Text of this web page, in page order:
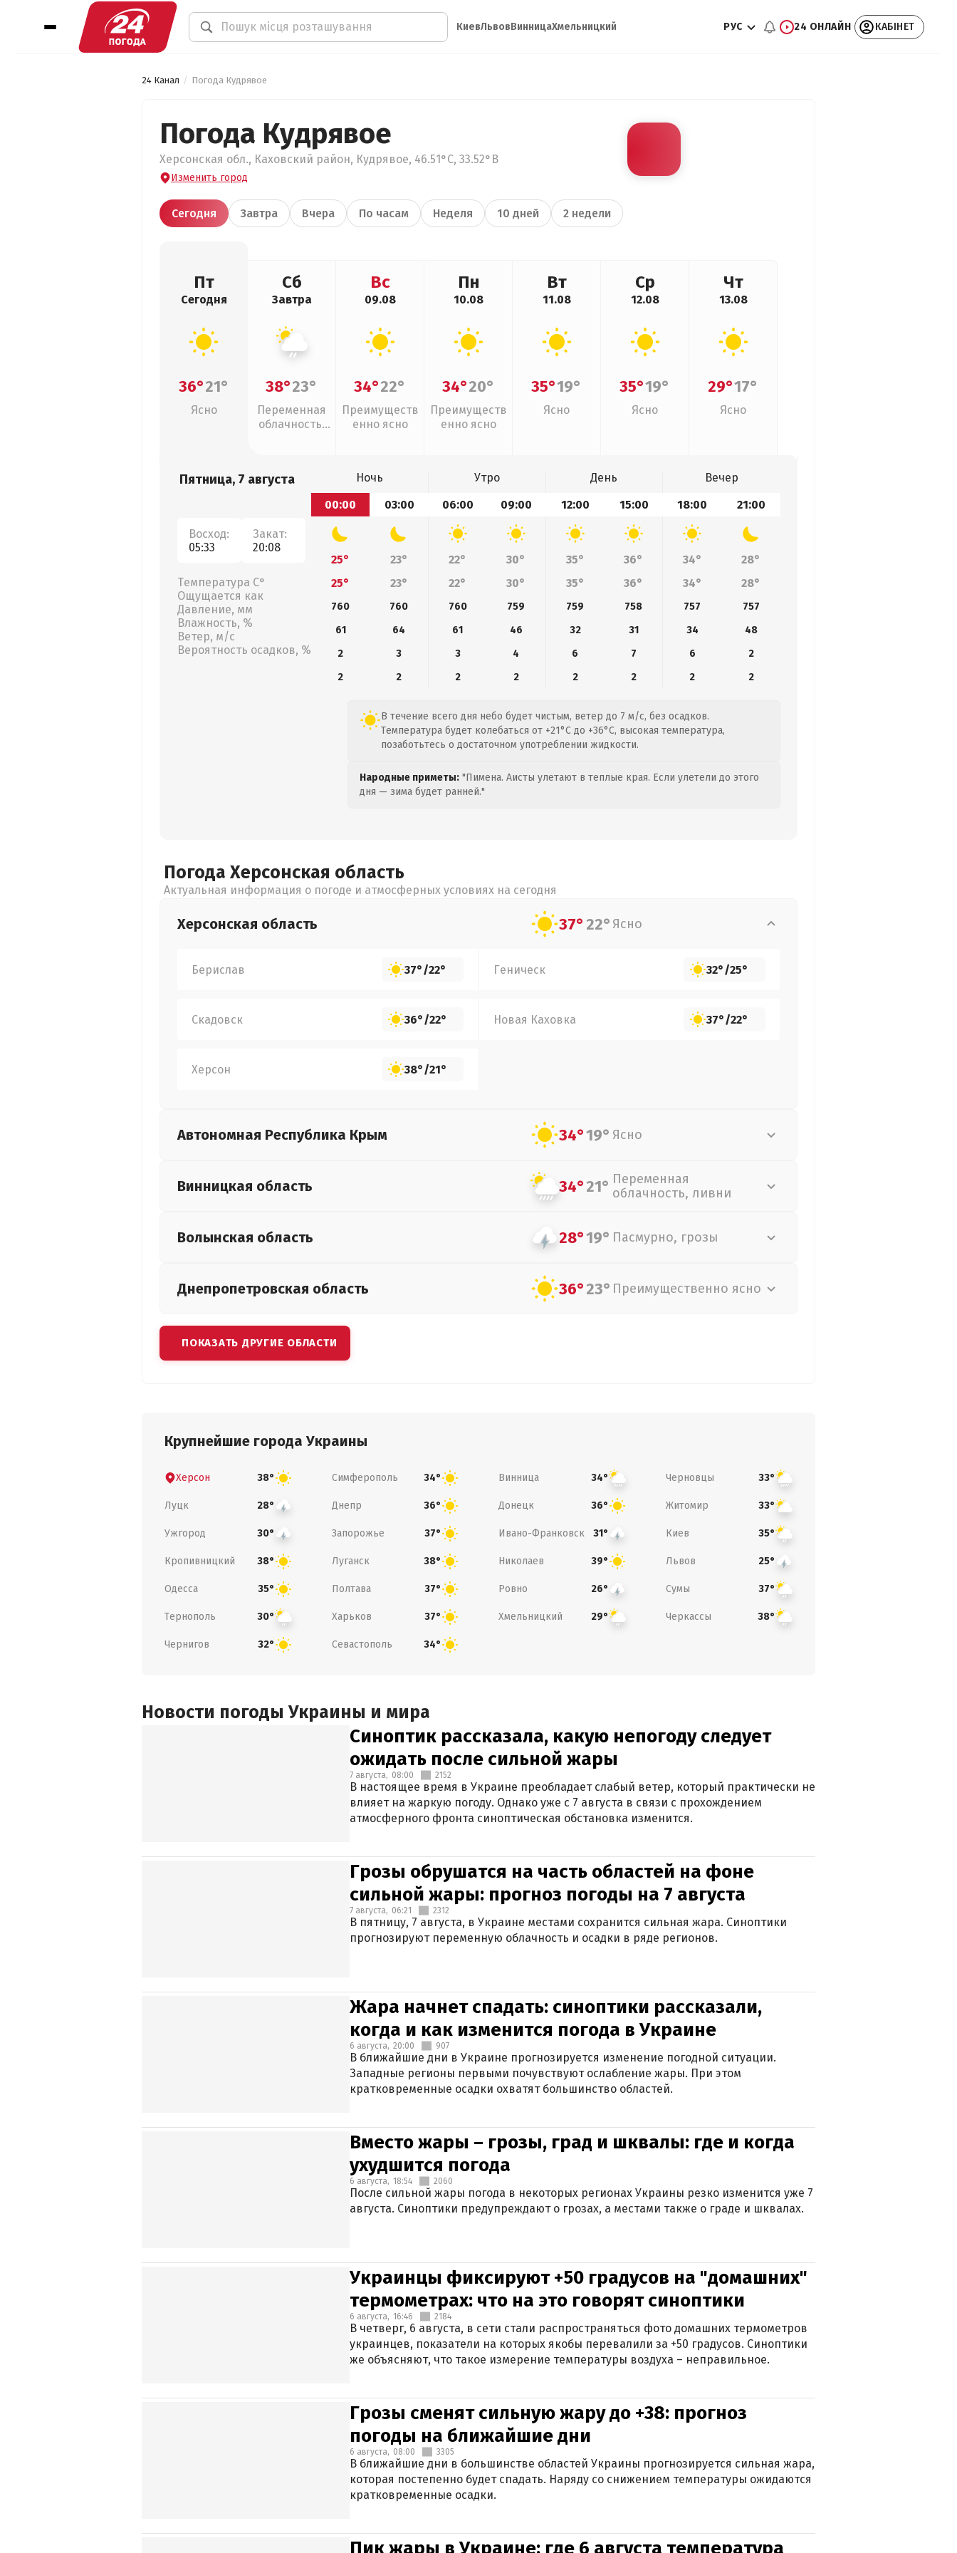
КиевЛьвовВинницаХмельницкий РУС 24 ОНЛАЙН КАБІНЕТ
24 Канал Погода Кудрявое
Погода Кудрявое
Херсонская обл., Каховский район, Кудрявое, 46.51°С, 33.52°В
Изменить город
Сегодня Завтра Вчера По часам Неделя 10 дней 2 недели
Пт
Сегодня
36°21°
Ясно
Сб
Завтра
38°23°
Переменная
облачность,
Вс
09.08
34°22°
Преимуществ
енно ясно
Пн
10.08
34°20°
Преимуществ
енно ясно
Вт
11.08
35°19°
Ясно
Ср
12.08
35°19°
Ясно
Чт
13.08
29°17°
Ясно
Пятница, 7 августа
Восход:
05:33
Закат:
20:08
Температура С°
Ощущается как
Давление, мм
Влажность, %
Ветер, м/с
Вероятность осадков, %
Ночь Утро День
Вечер
00:00
03:00 06:00 09:00 12:00 15:00 18:00 21:00
25° 23° 22° 30° 35° 36° 34°
28°
25°
23° 22° 30° 35° 36° 34° 28°
760 760 760 759 759 758 757
757
61
64 61 46 32 31 34
48
2
3 3 4 6 7 6
2
2
2 2 2 2 2 2 2
В течение всего дня небо будет чистым, ветер до 7 м/с, без осадков.
Температура будет колебаться от +21°C до +36°C, высокая температура,
позаботьтесь о достаточном употреблении жидкости.
Народные приметы: "Пимена. Аисты улетают в теплые края. Если улетели до этого
дня — зима будет ранней."
Погода Херсонская область
Актуальная информация о погоде и атмосферных условиях на сегодня
Херсонская область 37°22° Ясно
Берислав 37°/22° Геническ 32°/25°
Скадовск 36°/22° Новая Каховка 37°/22°
Херсон 38°/21°
Автономная Республика Крым 34°19° Ясно
Винницкая область 34°21° Переменная
облачность, ливни
Волынская область 28°19° Пасмурно, грозы
Днепропетровская область 36°23° Преимущественно ясно
ПОКАЗАТЬ ДРУГИЕ ОБЛАСТИ
Крупнейшие города Украины
Херсон 38° Симферополь 34° Винница 34° Черновцы 33°
Луцк 28° Днепр 36° Донецк 36° Житомир 33°
Ужгород 30° Запорожье 37° Ивано-Франковск 31° Киев 35°
Кропивницкий 38° Луганск 38° Николаев 39° Львов 25°
Одесса 35° Полтава 37° Ровно 26° Сумы 37°
Тернополь 30° Харьков 37° Хмельницкий 29° Черкассы 38°
Чернигов 32° Севастополь 34°
Новости погоды Украины и мира
Синоптик рассказала, какую непогоду следует
ожидать после сильной жары
7 августа, 08:00 2152
В настоящее время в Украине преобладает слабый ветер, который практически не
влияет на жаркую погоду. Однако уже с 7 августа в связи с прохождением
атмосферного фронта синоптическая обстановка изменится.
Грозы обрушатся на часть областей на фоне
сильной жары: прогноз погоды на 7 августа
7 августа, 06:21 2312
В пятницу, 7 августа, в Украине местами сохранится сильная жара. Синоптики
прогнозируют переменную облачность и осадки в ряде регионов.
Жара начнет спадать: синоптики рассказали,
когда и как изменится погода в Украине
6 августа, 20:00 907
В ближайшие дни в Украине прогнозируется изменение погодной ситуации.
Западные регионы первыми почувствуют ослабление жары. При этом
кратковременные осадки охватят большинство областей.
Вместо жары – грозы, град и шквалы: где и когда
ухудшится погода
6 августа, 18:54 2060
После сильной жары погода в некоторых регионах Украины резко изменится уже 7
августа. Синоптики предупреждают о грозах, а местами также о граде и шквалах.
Украинцы фиксируют +50 градусов на "домашних"
термометрах: что на это говорят синоптики
6 августа, 16:46 2184
В четверг, 6 августа, в сети стали распространяться фото домашних термометров
украинцев, показатели на которых якобы перевалили за +50 градусов. Синоптики
же объясняют, что такое измерение температуры воздуха – неправильное.
Грозы сменят сильную жару до +38: прогноз
погоды на ближайшие дни
6 августа, 08:00 3305
В ближайшие дни в большинстве областей Украины прогнозируется сильная жара,
которая постепенно будет спадать. Наряду со снижением температуры ожидаются
кратковременные осадки.
Пик жары в Украине: где 6 августа температура